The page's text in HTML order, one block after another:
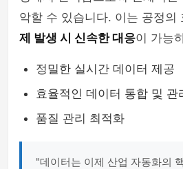
악할 수 있습니다. 이는 공정의
제 발생 시 신속한 대응이 가능
정밀한 실시간 데이터 제공
효율적인 데이터 통합 및 관
품질 관리 최적화
"데이터는 이제 산업 자동화의